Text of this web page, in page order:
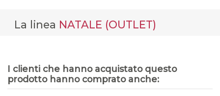
La linea NATALE (OUTLET)
I clienti che hanno acquistato questo
prodotto hanno comprato anche: